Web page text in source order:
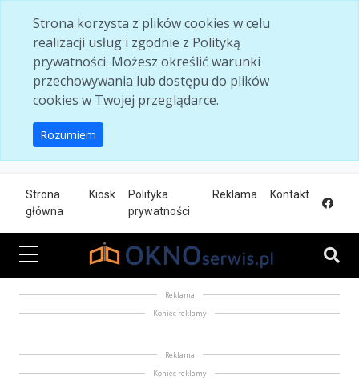
Strona korzysta z plików cookies w celu
realizacji usług i zgodnie z Polityką
prywatności. Możesz określić warunki
przechowywania lub dostępu do plików
cookies w Twojej przeglądarce.
Rozumiem
Strona
główna
Kiosk
Polityka
prywatności
Reklama Kontakt
Reklama
Koniec reklamy
Reklama
Koniec reklamy